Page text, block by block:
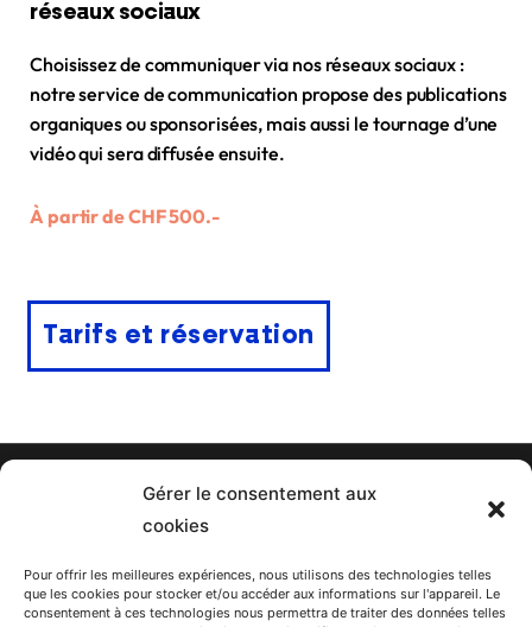
Gérer le consentement aux
cookies
Pour offrir les meilleures expériences, nous utilisons des technologies telles
que les cookies pour stocker et/ou accéder aux informations sur l'appareil. Le
consentement à ces technologies nous permettra de traiter des données telles
réseaux sociaux
Choisissez de communiquer via nos réseaux sociaux :
notre service de communication propose des publications
organiques ou sponsorisées, mais aussi le tournage d’une
vidéo qui sera diffusée ensuite.
À partir de CHF 500.-
Tarifs et réservation
Politique de confidentialité
F
I
Y
X
T
L